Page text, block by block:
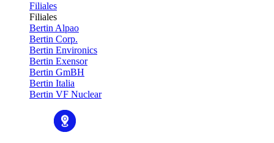
Filiales
Filiales
Bertin Alpao
Bertin Corp.
Bertin Environics
Bertin Exensor
Bertin GmBH
Bertin Italia
Bertin VF Nuclear